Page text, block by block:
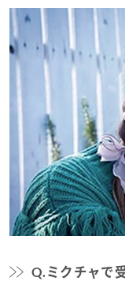
Q.ミクチャで